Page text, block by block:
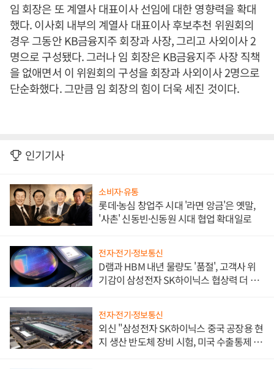
임 회장은 또 계열사 대표이사 선임에 대한 영향력을 확대
했다. 이사회 내부의 계열사 대표이사 후보추천 위원회의
경우 그동안 KB금융지주 회장과 사장, 그리고 사외이사 2
명으로 구성됐다. 그러나 임 회장은 KB금융지주 사장 직책
을 없애면서 이 위원회의 구성을 회장과 사외이사 2명으로
단순화했다. 그만큼 임 회장의 힘이 더욱 세진 것이다.
인기기사
소비자·유통
롯데·농심 창업주 시대 '라면 앙금'은 옛말,
'사촌' 신동빈·신동원 시대 협업 확대일로
전자·전기·정보통신
D램과 HBM 내년 물량도 '품절', 고객사 위
기감이 삼성전자 SK하이닉스 협상력 더 키
전자·전기·정보통신
외신 "삼성전자 SK하이닉스 중국 공장용 현
지 생산 반도체 장비 시험, 미국 수출통제 대